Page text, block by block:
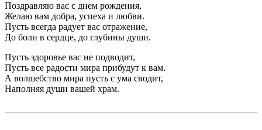
Поздравляю вас с днем рождения,
Желаю вам добра, успеха и любви.
Пусть всегда радует вас отражение,
До боли в сердце, до глубины души.
Пусть здоровье вас не подводит,
Пусть все радости мира прибудут к вам.
А волшебство мира пусть с ума сводит,
Наполняя души вашей храм.